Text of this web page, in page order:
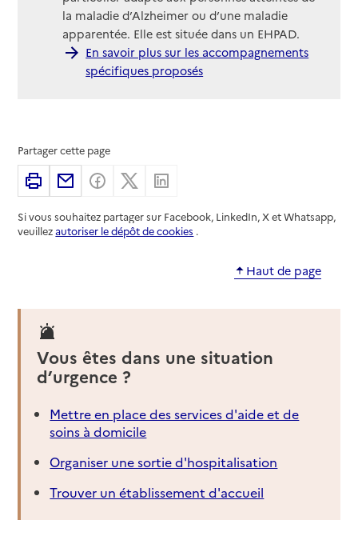
la maladie d’Alzheimer ou d’une maladie
apparentée. Elle est située dans un EHPAD.
En savoir plus sur les accompagnements
spécifiques proposés
Partager cette page
ImprimerPartager par email
Partager sur Facebook
Partager sur X
Si vous souhaitez partager sur Facebook, LinkedIn, X et Whatsapp,
veuillezautoriser le dépôt de cookies .
Haut de page
Vous êtes dans une situation
d’urgence ?
Mettre en place des services d'aide et de
soins à domicile
Organiser une sortie d'hospitalisation
Trouver un établissement d'accueil